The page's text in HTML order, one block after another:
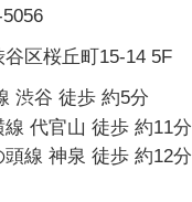
区桜丘町15-14 5F
渋谷 徒歩 約5分
線 代官山 徒歩 約11分
頭線 神泉 徒歩 約12分